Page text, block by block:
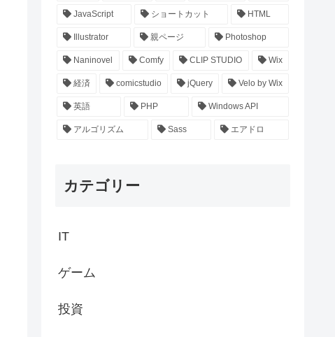
JavaScript ショートカット HTML
Illustrator 親ページ Photoshop
Naninovel Comfy CLIP STUDIO Wix
経済 comicstudio jQuery Velo by Wix
英語 PHP Windows API
アルゴリズム Sass エアドロ
カテゴリー
IT
ゲーム
投資